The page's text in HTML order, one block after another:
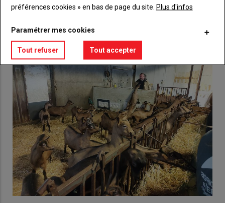
préférences cookies » en bas de page du site. Plus d'infos
Paramétrer mes cookies
Tout refuser Tout accepter